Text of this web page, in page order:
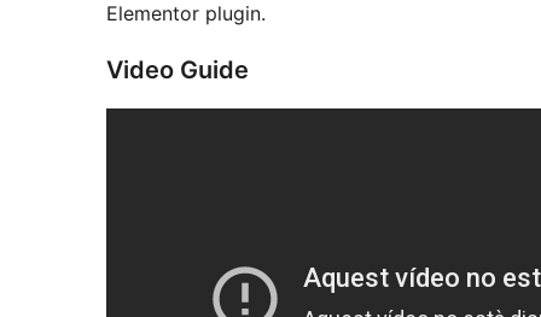
Elementor plugin.
Video Guide